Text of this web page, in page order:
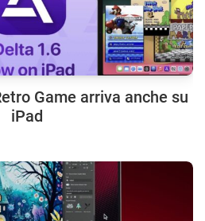
Game arriva anche su
iPad